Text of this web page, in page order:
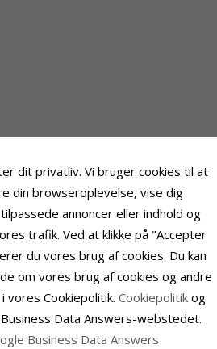
Størrelse
Diameter: 7,0 mm
dit privatliv. Vi bruger cookies til at
din browseroplevelse, vise dig
annoncer eller indhold og
trafik. Ved at klikke på "Accepter
du vores brug af cookies. Du kan
om vores brug af cookies og andre
vores Cookiepolitik. Cookiepolitik og
Data Answers-webstedet.
Business Data Answers